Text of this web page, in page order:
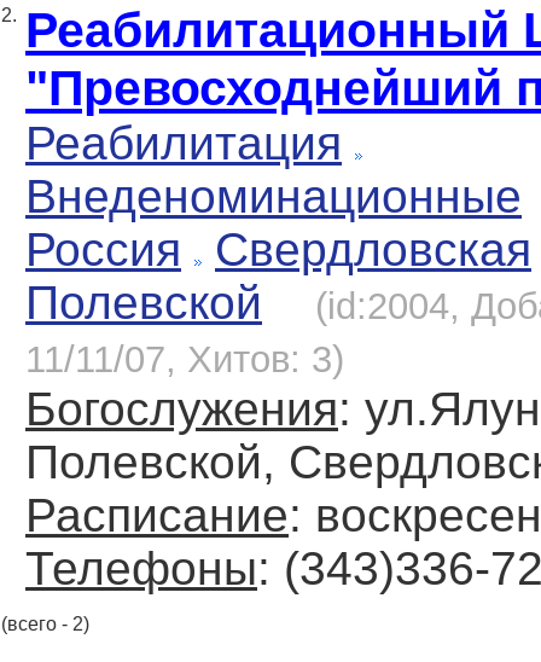
2. Реабилитационный
"Превосходнейший
Реабилитация
Внеденоминационные
Россия
Свердловская
Полевской
(id:2004,
11/11/07, Хитов: 3)
Богослужения:
Полевской,
Расписание:
Телефоны: (343)336-
(всего - 2)